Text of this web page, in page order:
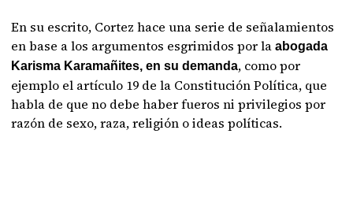
En su escrito, Cortez hace una serie de señalamientos
en base a los argumentos esgrimidos por laabogada
Karisma Karamañites, en su demanda, como por
ejemplo el artículo 19 de la Constitución Política, que
habla de que no debe haber fueros ni privilegios por
razón de sexo, raza, religión o ideas políticas.